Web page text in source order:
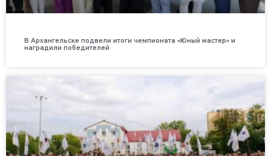
В Архангельске подвели итоги чемпионата «Юный мастер» и
наградили победителей